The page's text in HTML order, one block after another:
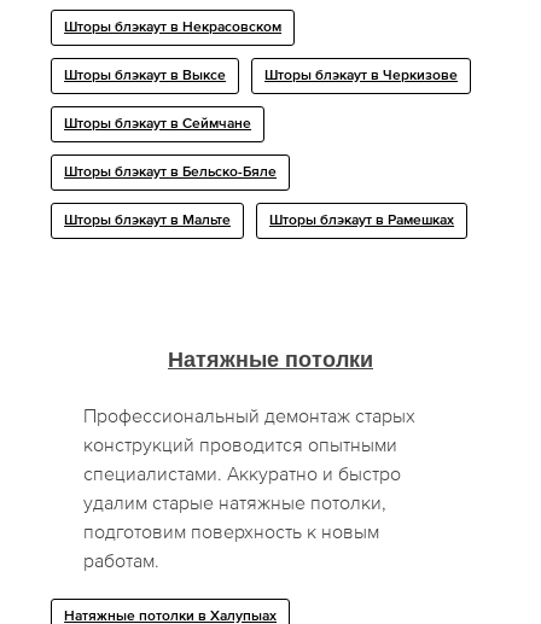
Шторы блэкаут в Некрасовском
Шторы блэкаут в Выксе Шторы блэкаут в Черкизове
Шторы блэкаут в Сеймчане
Шторы блэкаут в Бельско-Бяле
Шторы блэкаут в Мальте Шторы блэкаут в Рамешках
Натяжные потолки
Профессиональный демонтаж старых
конструкций проводится опытными
специалистами. Аккуратно и быстро
удалим старые натяжные потолки,
подготовим поверхность к новым
работам.
Натяжные потолки в Халупыах